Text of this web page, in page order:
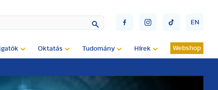
EN
Oktatás Tudomány Hírek Webshop